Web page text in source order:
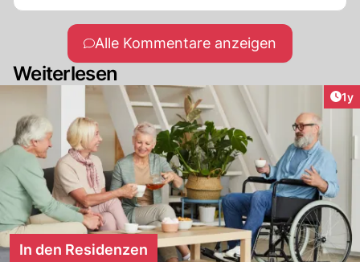
Zet Job je nach dem wie viel Hilfe man
braucht
Alle Kommentare anzeigen
Weiterlesen
1y
In den Residenzen